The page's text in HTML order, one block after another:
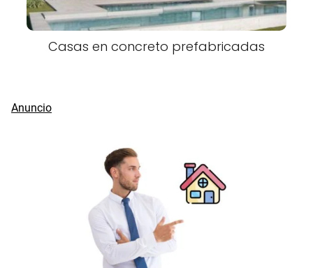
Casas en concreto prefabricadas